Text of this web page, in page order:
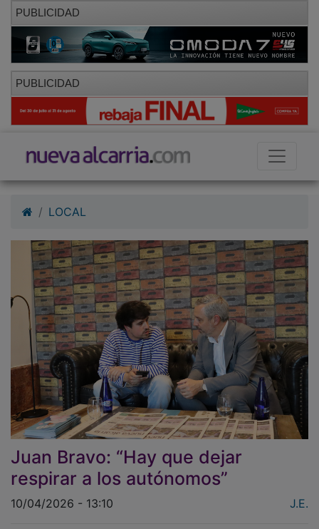
PUBLICIDAD
PUBLICIDAD
Juan Bravo: “Hay que dejar
respirar a los autónomos”
10/04/2026 - 13:10